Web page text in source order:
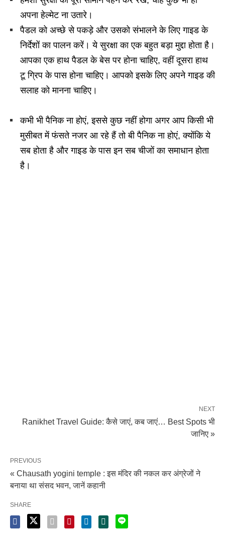
अपना हेल्मेट ना उतारे।
पैडल को अच्छे से पकड़े और उसको संभालने के लिए गाइड के
निर्देशों का पालन करें। ये सुरक्षा का एक बहुत बड़ा मुद्दा होता है।
आपका एक हाथ पैडल के बेस पर होना चाहिए, वहीं दूसरा हाथ
टू ग्रिप के पास होना चाहिए। आपको इसके लिए अपने गाइड की
सलाह को मानना चाहिए।
कभी भी पैनिक ना होएं, इससे कुछ नहीं होगा अगर आप किसी भी
मुसीबत में फंसते नजर आ रहे हैं तो बी पैनिक ना होएं, क्योंकि ये
सब होता है और गाइड के पास इन सब चीजों का समाधान होता
है।
NEXT
Ranikhet Travel Guide: कैसे जाएं, कब जाएं… Best Spots भी
जानिए »
PREVIOUS
« Chausath yogini temple : इस मंदिर की नकल कर अंग्रेजों ने
बनाया था संसद भवन, जानें कहानी
SHARE